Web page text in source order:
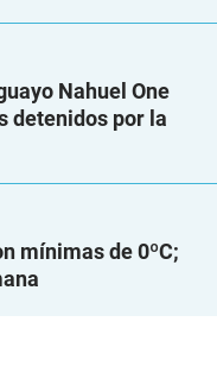
Nahuel One
detenidos por la
mínimas de 0ºC;